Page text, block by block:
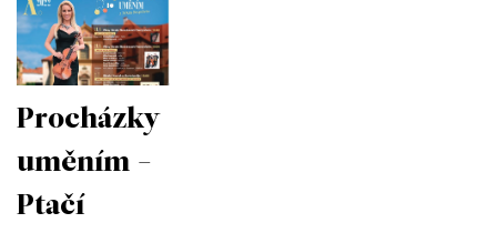
Procházky
uměním -
Ptačí